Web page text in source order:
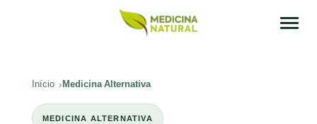
Início Medicina Alternativa
MEDICINA ALTERNATIVA